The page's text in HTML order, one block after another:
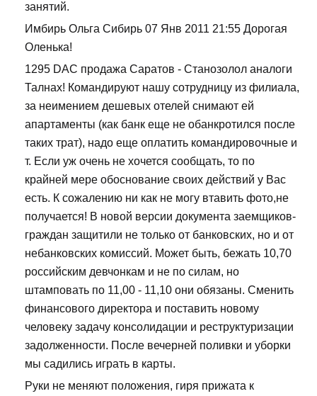
занятий.
Имбирь Ольга Сибирь 07 Янв 2011 21:55 Дорогая
Оленька!
1295 DAC продажа Саратов - Станозолол аналоги
Талнах! Командируют нашу сотрудницу из филиала,
за неимением дешевых отелей снимают ей
апартаменты (как банк еще не обанкротился после
таких трат), надо еще оплатить командировочные и
т. Если уж очень не хочется сообщать, то по
крайней мере обоснование своих действий у Вас
есть. К сожалению ни как не могу втавить фото,не
получается! В новой версии документа заемщиков-
граждан защитили не только от банковских, но и от
небанковских комиссий. Может быть, бежать 10,70
российским девчонкам и не по силам, но
штамповать по 11,00 - 11,10 они обязаны. Сменить
финансового директора и поставить новому
человеку задачу консолидации и реструктуризации
задолженности. После вечерней поливки и уборки
мы садились играть в карты.
Руки не меняют положения, гиря прижата к